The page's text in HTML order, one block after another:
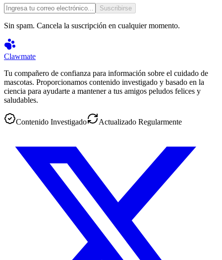
Suscribirse
Sin spam. Cancela la suscripción en cualquier momento.
Clawmate
Tu compañero de confianza para información sobre el cuidado de
mascotas. Proporcionamos contenido investigado y basado en la
ciencia para ayudarte a mantener a tus amigos peludos felices y
saludables.
Contenido Investigado Actualizado Regularmente